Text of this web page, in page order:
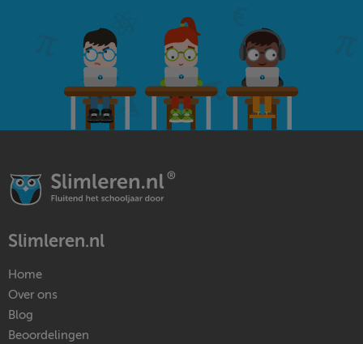
Slimleren.nl
Home
Over ons
Blog
Beoordelingen